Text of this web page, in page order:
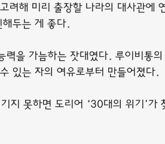
려해 미리 출장할 나라의 대사관에
두는 게 좋다.
력을 가늠하는 잣대였다. 루이비통
있는 자의 여유로부터 만들어졌다.
지 못하면 도리어 ‘30대의 위기’가